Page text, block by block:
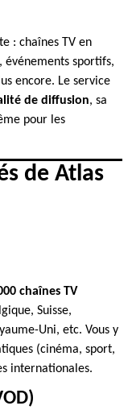
: chaînes TV en
événements sportifs,
encore. Le service
de diffusion, sa
pour les
de Atlas
chaînes TV
Suisse,
Uni, etc. Vous y
(cinéma, sport,
internationales.